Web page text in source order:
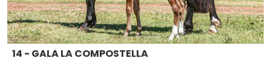
14 - GALA LA COMPOSTELLA